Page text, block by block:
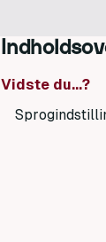
Vidste du...?